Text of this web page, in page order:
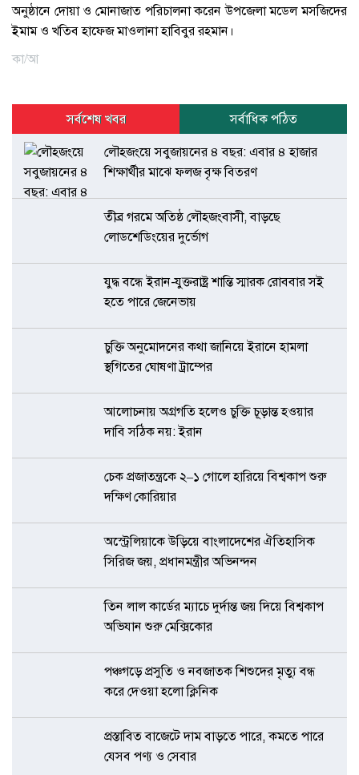
অনুষ্ঠানে দোয়া ও মোনাজাত পরিচালনা করেন উপজেলা মডেল মসজিদের
ইমাম ও খতিব হাফেজ মাওলানা হাবিবুর রহমান।
কা/আ
সর্বশেষ খবর
সর্বাধিক পঠিত
লৌহজংয়ে সবুজায়নের ৪ বছর: এবার ৪ হাজার
শিক্ষার্থীর মাঝে ফলজ বৃক্ষ বিতরণ
তীব্র গরমে অতিষ্ঠ লৌহজংবাসী, বাড়ছে
লোডশেডিংয়ের দুর্ভোগ
যুদ্ধ বন্ধে ইরান-যুক্তরাষ্ট্র শান্তি স্মারক রোববার সই
হতে পারে জেনেভায়
চুক্তি অনুমোদনের কথা জানিয়ে ইরানে হামলা
স্থগিতের ঘোষণা ট্রাম্পের
আলোচনায় অগ্রগতি হলেও চুক্তি চূড়ান্ত হওয়ার
দাবি সঠিক নয়: ইরান
চেক প্রজাতন্ত্রকে ২–১ গোলে হারিয়ে বিশ্বকাপ শুরু
দক্ষিণ কোরিয়ার
অস্ট্রেলিয়াকে উড়িয়ে বাংলাদেশের ঐতিহাসিক
সিরিজ জয়, প্রধানমন্ত্রীর অভিনন্দন
তিন লাল কার্ডের ম্যাচে দুর্দান্ত জয় দিয়ে বিশ্বকাপ
অভিযান শুরু মেক্সিকোর
পঞ্চগড়ে প্রসুতি ও নবজাতক শিশুদের মৃত্যু বন্ধ
করে দেওয়া হলো ক্লিনিক
প্রস্তাবিত বাজেটে দাম বাড়তে পারে, কমতে পারে
যেসব পণ্য ও সেবার